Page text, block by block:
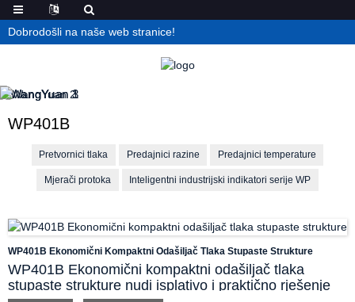
Dobrodošli na naše web stranice!
WP401B
Pretvornici tlaka Predajnici razine Predajnici temperature
Mjerači protoka Inteligentni industrijski indikatori serije WP
WP401B Ekonomični Kompaktni Odašiljač Tlaka Stupaste Strukture
WP401B Ekonomični kompaktni odašiljač tlaka
stupaste strukture nudi isplativo i praktično rješenje